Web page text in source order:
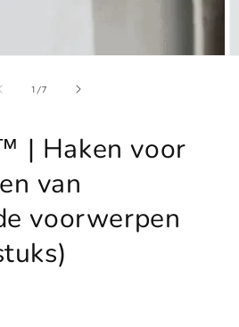
1 /van
7
| Haken voor
van
voorwerpen